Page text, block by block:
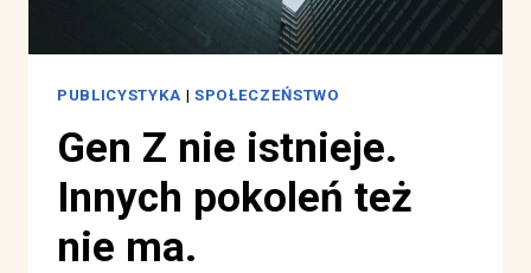
PUBLICYSTYKA | SPOŁECZEŃSTWO
Gen Z nie istnieje.
Innych pokoleń też
nie ma.